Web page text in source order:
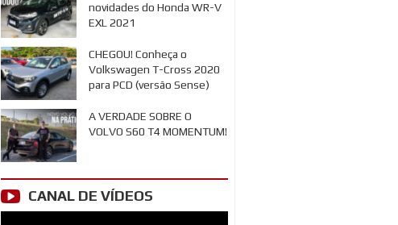
novidades do Honda WR-V
EXL 2021
CHEGOU! Conheça o
Volkswagen T-Cross 2020
para PCD (versão Sense)
A VERDADE SOBRE O
VOLVO S60 T4 MOMENTUM!
CANAL DE VÍDEOS